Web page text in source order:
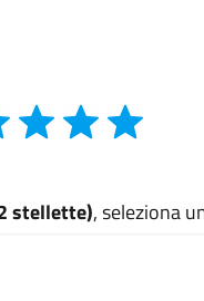
stellette), seleziona